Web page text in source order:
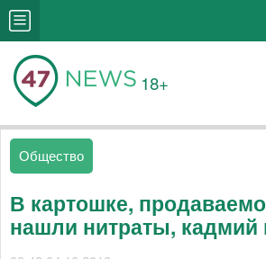
18+
Общество
В картошке,
нашли нитраты, кадмий